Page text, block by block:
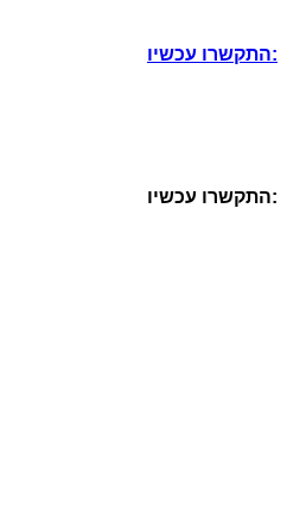
התקשרו עכשיו:
התקשרו עכשיו: